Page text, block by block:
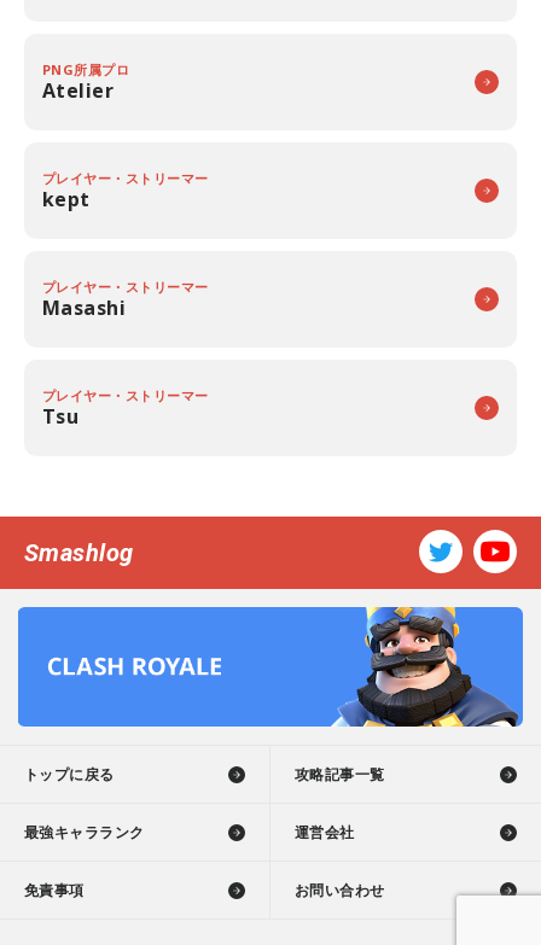
PNG所属プロ
Atelier
プレイヤー・ストリーマー
kept
プレイヤー・ストリーマー
Masashi
プレイヤー・ストリーマー
Tsu
Smashlog
トップに戻る 攻略記事一覧
最強キャラランク 運営会社
免責事項 お問い合わせ